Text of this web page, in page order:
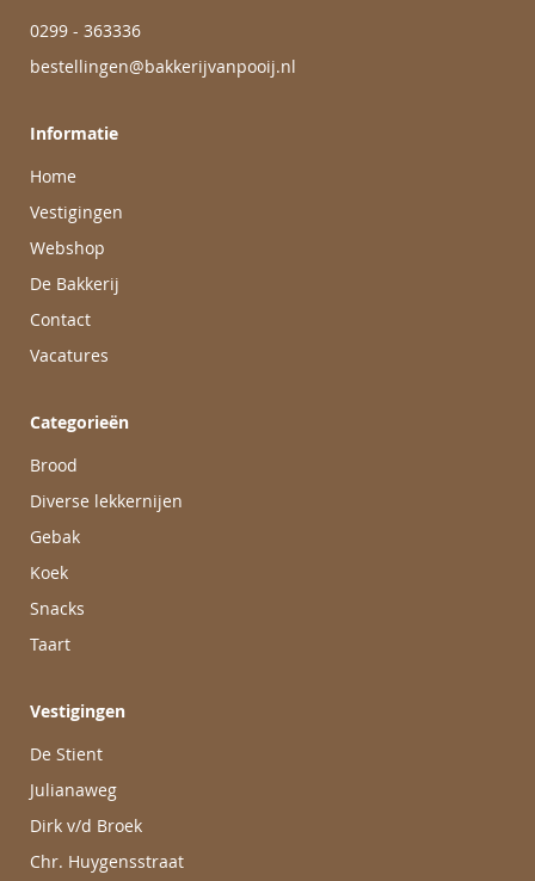
0299 - 363336
bestellingen@bakkerijvanpooij.nl
Informatie
Home
Vestigingen
Webshop
De Bakkerij
Contact
Vacatures
Categorieën
Brood
Diverse lekkernijen
Gebak
Koek
Snacks
Taart
Vestigingen
De Stient
Julianaweg
Dirk v/d Broek
Chr. Huygensstraat